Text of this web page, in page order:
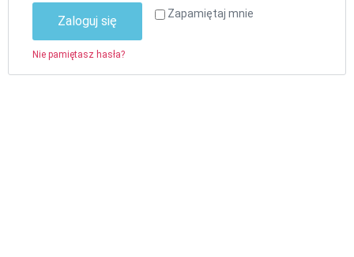
Zapamiętaj mnie
Zaloguj się
Nie pamiętasz hasła?